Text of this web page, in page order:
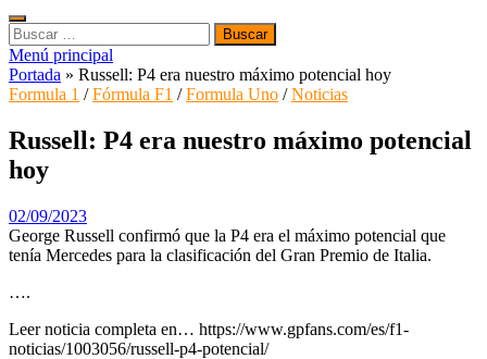
Buscar:
Menú principal
Portada » Russell: P4 era nuestro máximo potencial hoy
Formula 1 /Fórmula F1 /Formula Uno /Noticias
Russell: P4 era nuestro máximo potencial
hoy
02/09/2023
George Russell confirmó que la P4 era el máximo potencial que
tenía Mercedes para la clasificación del Gran Premio de Italia.
….
Leer noticia completa en… https://www.gpfans.com/es/f1-
noticias/1003056/russell-p4-potencial/